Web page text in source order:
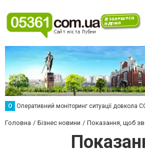
О Оперативний моніторинг ситуації довкола
Головна Бізнес новини Показання, щоб